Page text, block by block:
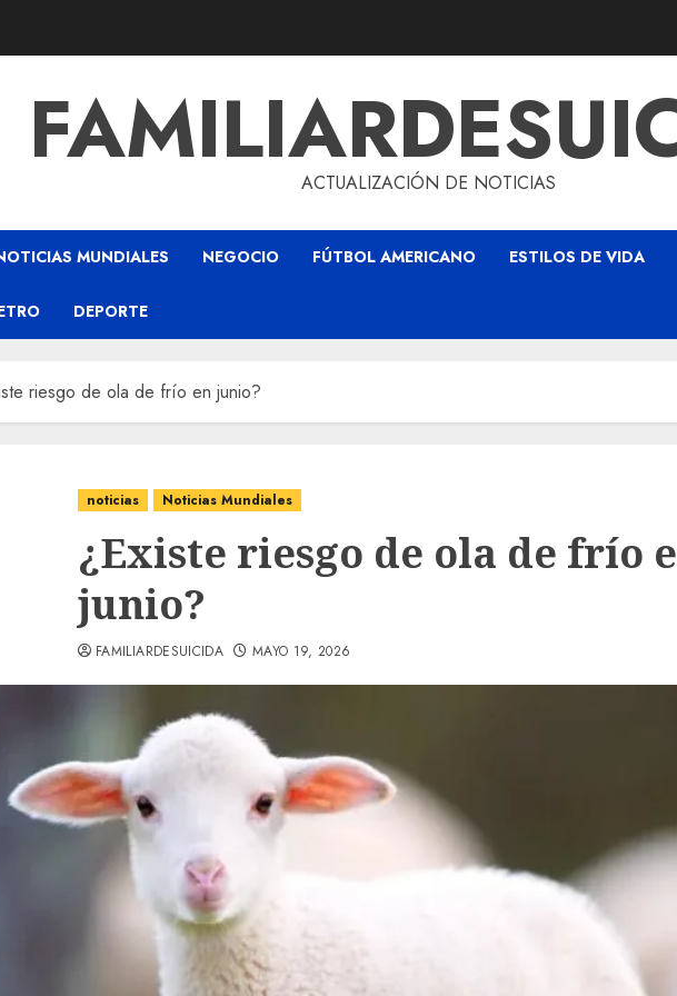
ACTUALIZACIÓN DE NOTICIAS
MUNDIALES NEGOCIO FÚTBOL AMERICANO ESTILOS DE VIDA
DEPORTE
riesgo de ola de frío en junio?
noticias Noticias Mundiales
¿Existe riesgo de ola de frío
junio?
FAMILIARDESUICIDA MAYO 19, 2026